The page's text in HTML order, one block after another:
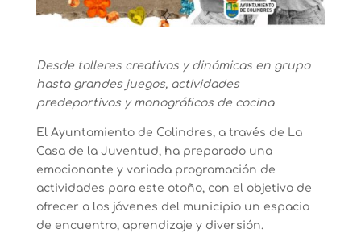
Desde talleres creativos y dinámicas en grupo
hasta grandes juegos, actividades
predeportivas y monográficos de cocina
El Ayuntamiento de Colindres, a través de La
Casa de la Juventud, ha preparado una
emocionante y variada programación de
actividades para este otoño, con el objetivo de
ofrecer a los jóvenes del municipio un espacio
de encuentro, aprendizaje y diversión.